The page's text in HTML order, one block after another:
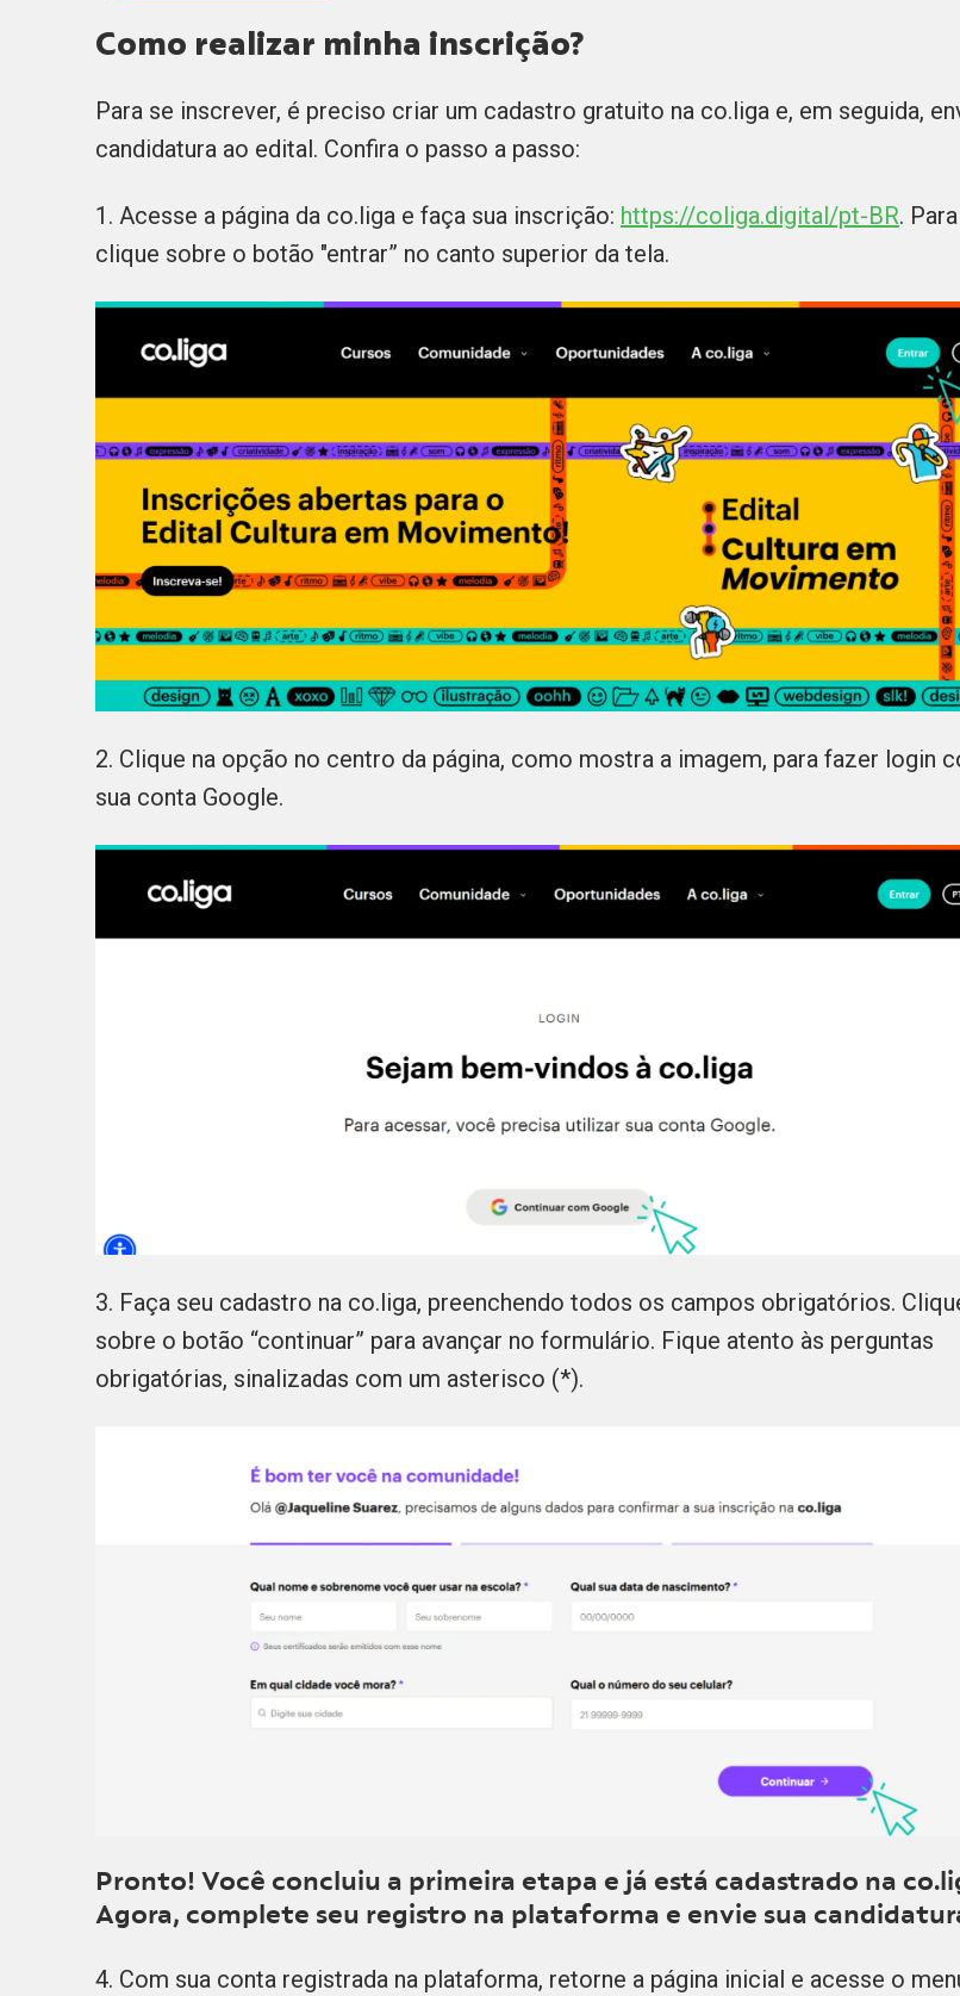
Como realizar minha inscrição?
Para se inscrever, é preciso criar um cadastro gratuito na co.liga e, em seguida,
candidatura ao edital. Confira o passo a passo:
1. Acesse a página da co.liga e faça sua inscrição: https://coliga.digital/pt-BR.
clique sobre o botão "entrar” no canto superior da tela.
2. Clique na opção no centro da página, como mostra a imagem, para fazer login
sua conta Google.
3. Faça seu cadastro na co.liga, preenchendo todos os campos obrigatórios.
sobre o botão “continuar” para avançar no formulário. Fique atento às perguntas
obrigatórias, sinalizadas com um asterisco (*).
Pronto! Você concluiu a primeira etapa e já está cadastrado na
Agora, complete seu registro na plataforma e envie sua
4. Com sua conta registrada na plataforma, retorne a página inicial e acesse o